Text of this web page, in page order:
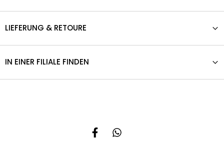
LIEFERUNG & RETOURE
IN EINER FILIALE FINDEN